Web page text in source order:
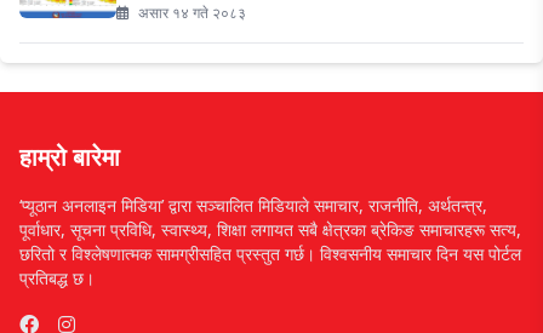
असार १४ गते २०८३
हाम्रो बारेमा
‘प्यूठान अनलाइन मिडिया’ द्वारा सञ्चालित मिडियाले समाचार, राजनीति, अर्थतन्त्र,
पूर्वाधार, सूचना प्रविधि, स्वास्थ्य, शिक्षा लगायत सबै क्षेत्रका ब्रेकिङ समाचारहरू सत्य,
छरितो र विश्लेषणात्मक सामग्रीसहित प्रस्तुत गर्छ। विश्वसनीय समाचार दिन यस पोर्टल
प्रतिबद्ध छ।